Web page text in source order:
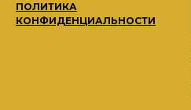
ПОЛИТИКА
КОНФИДЕНЦИАЛЬНОСТИ